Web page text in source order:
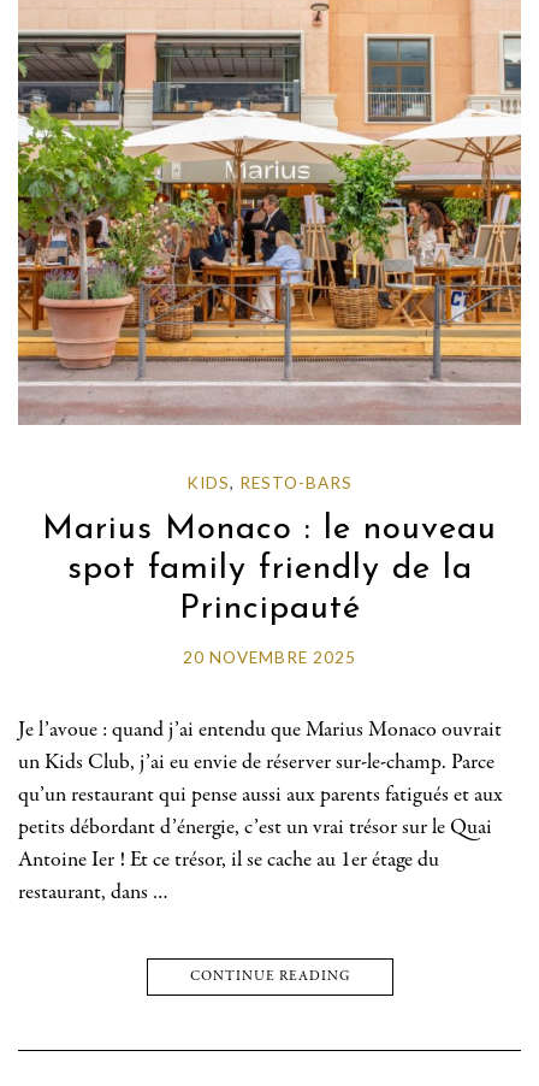
KIDS, RESTO-BARS
Marius Monaco : le nouveau
spot family friendly de la
Principauté
20 NOVEMBRE 2025
Je l’avoue : quand j’ai entendu que Marius Monaco ouvrait
un Kids Club, j’ai eu envie de réserver sur-le-champ. Parce
qu’un restaurant qui pense aussi aux parents fatigués et aux
petits débordant d’énergie, c’est un vrai trésor sur le Quai
Antoine Ier ! Et ce trésor, il se cache au 1er étage du
restaurant, dans …
CONTINUE READING